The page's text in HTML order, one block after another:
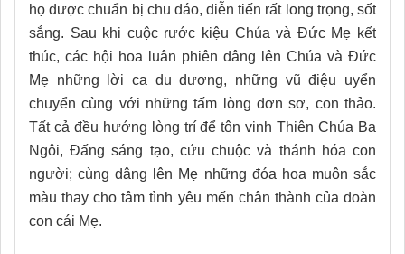
họ được chuẩn bị chu đáo, diễn tiến rất long trọng, sốt
sắng. Sau khi cuộc rước kiệu Chúa và Đức Mẹ kết
thúc, các hội hoa luân phiên dâng lên Chúa và Đức
Mẹ những lời ca du dương, những vũ điệu uyển
chuyển cùng với những tấm lòng đơn sơ, con thảo.
Tất cả đều hướng lòng trí để tôn vinh Thiên Chúa Ba
Ngôi, Đấng sáng tạo, cứu chuộc và thánh hóa con
người; cùng dâng lên Mẹ những đóa hoa muôn sắc
màu thay cho tâm tình yêu mến chân thành của đoàn
con cái Mẹ.